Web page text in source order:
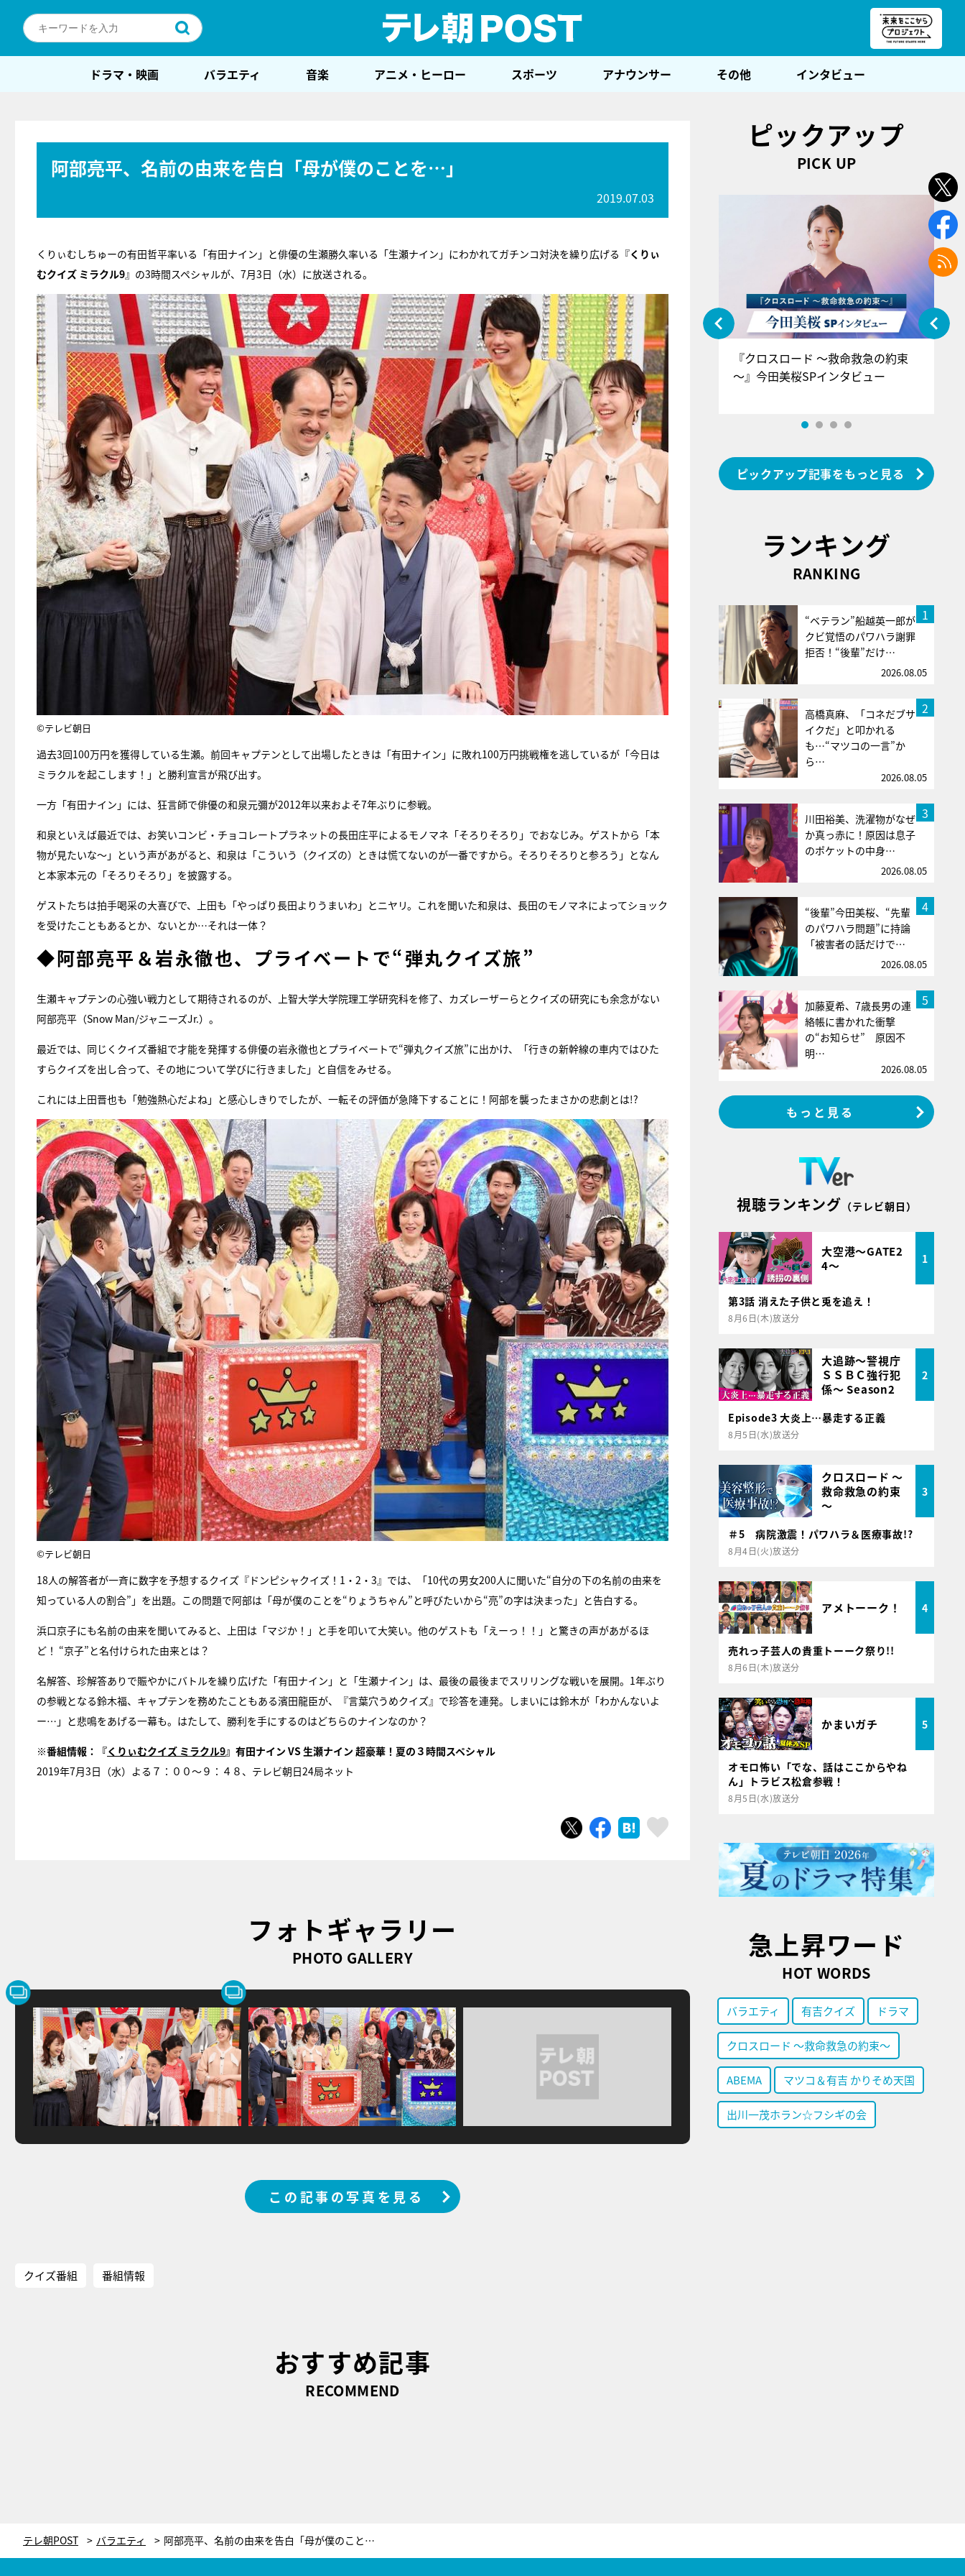
ドラマ・映画 バラエティ 音楽 アニメ・ヒーロー スポーツ アナウンサー その他 インタビュー
阿部亮平、名前の由来を告白「母が僕のことを…」
2019.07.03
くりぃむしちゅーの有田哲平率いる「有田ナイン」と俳優の生瀬勝久率いる「生瀬ナイン」にわかれてガチンコ対決を繰り広げる『くりぃ
むクイズ ミラクル9』の3時間スペシャルが、7月3日（水）に放送される。
©テレビ朝日
過去3回100万円を獲得している生瀬。前回キャプテンとして出場したときは「有田ナイン」に敗れ100万円挑戦権を逃しているが「今日は
ミラクルを起こします！」と勝利宣言が飛び出す。
一方「有田ナイン」には、狂言師で俳優の和泉元彌が2012年以来およそ7年ぶりに参戦。
和泉といえば最近では、お笑いコンビ・チョコレートプラネットの長田庄平によるモノマネ「そろりそろり」でおなじみ。ゲストから「本
物が見たいな〜」という声があがると、和泉は「こういう（クイズの）ときは慌てないのが一番ですから。そろりそろりと参ろう」となん
と本家本元の「そろりそろり」を披露する。
ゲストたちは拍手喝采の大喜びで、上田も「やっぱり長田よりうまいわ」とニヤリ。これを聞いた和泉は、長田のモノマネによってショック
を受けたこともあるとか、ないとか…それは一体？
◆阿部亮平＆岩永徹也、プライベートで“弾丸クイズ旅”
生瀬キャプテンの心強い戦力として期待されるのが、上智大学大学院理工学研究科を修了、カズレーザーらとクイズの研究にも余念がない
阿部亮平（Snow Man/ジャニーズJr.）。
最近では、同じくクイズ番組で才能を発揮する俳優の岩永徹也とプライベートで“弾丸クイズ旅”に出かけ、「行きの新幹線の車内ではひた
すらクイズを出し合って、その地について学びに行きました」と自信をみせる。
これには上田晋也も「勉強熱心だよね」と感心しきりでしたが、一転その評価が急降下することに！阿部を襲ったまさかの悲劇とは!?
©テレビ朝日
18人の解答者が一斉に数字を予想するクイズ『ドンピシャクイズ！1・2・3』では、「10代の男女200人に聞いた“自分の下の名前の由来を
知っている人の割合”」を出題。この問題で阿部は「母が僕のことを“りょうちゃん”と呼びたいから“亮”の字は決まった」と告白する。
浜口京子にも名前の由来を聞いてみると、上田は「マジか！」と手を叩いて大笑い。他のゲストも「えーっ！！」と驚きの声があがるほ
ど！ “京子”と名付けられた由来とは？
名解答、珍解答ありで賑やかにバトルを繰り広げた「有田ナイン」と「生瀬ナイン」は、最後の最後までスリリングな戦いを展開。1年ぶり
の参戦となる鈴木福、キャプテンを務めたこともある濱田龍臣が、『言葉穴うめクイズ』で珍答を連発。しまいには鈴木が「わかんないよ
ー…」と悲鳴をあげる一幕も。はたして、勝利を手にするのはどちらのナインなのか？
※番組情報：『くりぃむクイズ ミラクル9』有田ナイン VS 生瀬ナイン 超豪華！夏の３時間スペシャル
2019年7月3日（水）よる７：００〜９：４８、テレビ朝日24局ネット
ツイートシェア はてブ
フォトギャラリー
PHOTO GALLERY
この記事の写真を見る
クイズ番組 番組情報
おすすめ記事
RECOMMEND
ピックアップ
PICK UP
『アイ＝ラブ！げーみんぐ』＝LOV
E齋藤樹愛羅＆佐々木舞香SPインタ
ビュー
『クロスロード ～救命救急の約束
～』今田美桜SPインタビュー
ピックアップ記事をもっと見る
ランキング
RANKING
1
“ベテラン”船越英一郎が
クビ覚悟のパワハラ謝罪
拒否！“後輩”だけ…
2026.08.05
2
高橋真麻、「コネだブサ
イクだ」と叩かれる
も…“マツコの一言”か
ら…
2026.08.05
3
川田裕美、洗濯物がなぜ
か真っ赤に！原因は息子
のポケットの中身…
2026.08.05
4
“後輩”今田美桜、“先輩
のパワハラ問題”に持論
「被害者の話だけで…
2026.08.05
5
加藤夏希、7歳長男の連
絡帳に書かれた衝撃
の“お知らせ” 原因不
明…
2026.08.05
もっと見る
視聴ランキング （テレビ朝日）
大空港～GATE2
4～
1
第3話 消えた子供と兎を追え！
8月6日(木)放送分
大追跡～警視庁
ＳＳＢＣ強行犯
係～ Season2
2
Episode3 大炎上…暴走する正義
8月5日(水)放送分
クロスロード ～
救命救急の約束
～
3
＃5 病院激震！パワハラ＆医療事故!?
8月4日(火)放送分
アメトーーク！ 4
売れっ子芸人の貴重トーーク祭り!!
8月6日(木)放送分
かまいガチ 5
オモロ怖い「でな、話はここからやね
ん」トラビス松倉参戦！
8月5日(水)放送分
急上昇ワード
HOT WORDS
バラエティ 有吉クイズ ドラマ
クロスロード ～救命救急の約束～
ABEMA マツコ＆有吉 かりそめ天国
出川一茂ホラン☆フシギの会
テレ朝POST バラエティ 阿部亮平、名前の由来を告白「母が僕のことを…」